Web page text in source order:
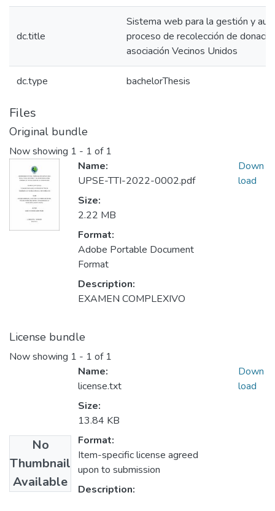
dc.title
Sistema web para la gestión y
proceso de recolección de
asociación Vecinos Unidos
dc.type bachelorThesis
Files
Original bundle
Now showing 1 - 1 of 1
Name:
UPSE-TTI-2022-0002.pdf
Size:
2.22 MB
Format:
Adobe Portable Document
Format
Description:
EXAMEN COMPLEXIVO
Down
load
License bundle
Now showing 1 - 1 of 1
No
Thumbnail
Available
Name:
license.txt
Size:
13.84 KB
Format:
Item-specific license agreed
upon to submission
Description:
Down
load